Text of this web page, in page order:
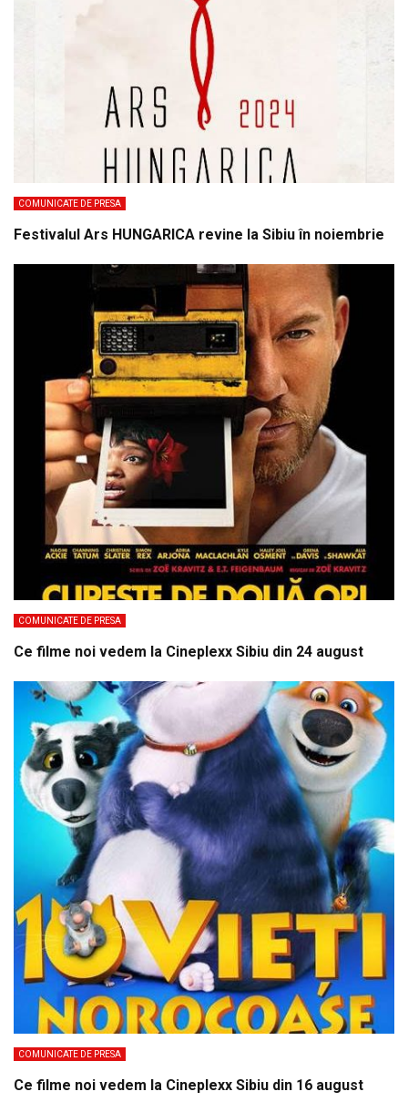
COMUNICATE DE PRESA
Festivalul Ars HUNGARICA revine la Sibiu în noiembrie
COMUNICATE DE PRESA
Ce filme noi vedem la Cineplexx Sibiu din 24 august
COMUNICATE DE PRESA
Ce filme noi vedem la Cineplexx Sibiu din 16 august